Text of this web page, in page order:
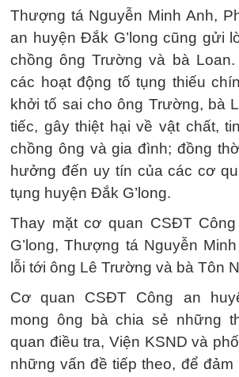
Thượng tá Nguyễn Minh Anh,
an huyện Đắk G’long cũng gửi
chồng ông Trường và bà
các hoạt động tố tụng thiếu
khởi tố sai cho ông Trường, bà
tiếc, gây thiệt hại về vật chất,
chồng ông và gia đình; đồng
hưởng đến uy tín của các cơ
tụng huyện Đắk G’long.
Thay mặt cơ quan CSĐT
G’long, Thượng tá Nguyễn
lỗi tới ông Lê Trường và bà Tôn
Cơ quan CSĐT Công an
mong ông bà chia sẻ những
quan điều tra, Viện KSND và
những vấn đề tiếp theo, để